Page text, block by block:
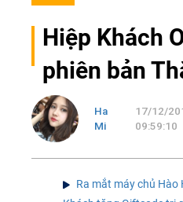
Hiệp Khách
phiên bản
Ha
Mi
17/12/
09:59:10
Ra mắt máy chủ Hào